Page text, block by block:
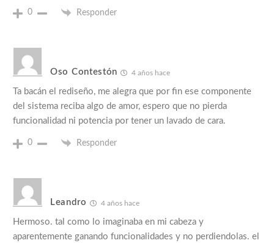
0 Responder
Oso Contestón 4 años hace
Ta bacán el rediseño, me alegra que por fin ese componente
del sistema reciba algo de amor, espero que no pierda
funcionalidad ni potencia por tener un lavado de cara.
0 Responder
Leandro 4 años hace
Hermoso. tal como lo imaginaba en mi cabeza y
aparentemente ganando funcionalidades y no perdiendolas. el